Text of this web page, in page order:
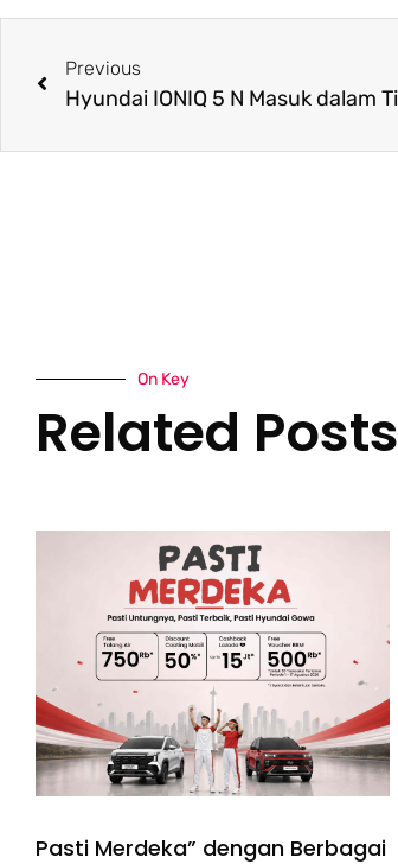
Previous
On Key
Related Posts
Pasti Merdeka” dengan Berbagai